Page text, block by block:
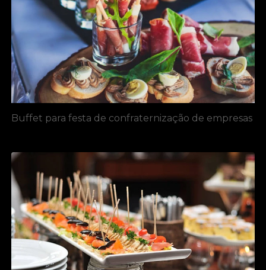
Buffet para festa de confraternização de empresas